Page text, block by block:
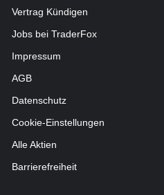
Vertrag Kündigen
Jobs bei TraderFox
Impressum
AGB
Datenschutz
Cookie-Einstellungen
Alle Aktien
Barrierefreiheit